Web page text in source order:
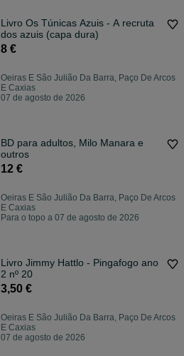
Livro Os Túnicas Azuis - A recruta
dos azuis (capa dura)
8 €
Oeiras E São Julião Da Barra, Paço De Arcos
E Caxias
07 de agosto de 2026
BD para adultos, Milo Manara e
outros
12 €
Oeiras E São Julião Da Barra, Paço De Arcos
E Caxias
Para o topo a 07 de agosto de 2026
Livro Jimmy Hattlo - Pingafogo ano
2 nº 20
3,50 €
Oeiras E São Julião Da Barra, Paço De Arcos
E Caxias
07 de agosto de 2026